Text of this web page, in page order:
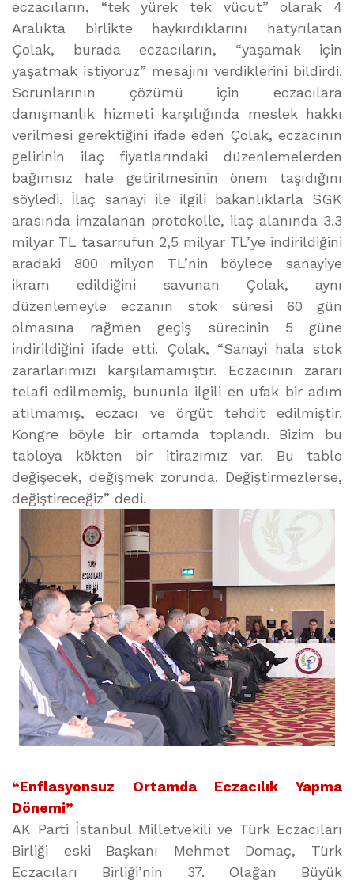
eczacıların, “tek yürek tek vücut” olarak 4
Aralıkta birlikte haykırdıklarını hatyrılatan
Çolak, burada eczacıların, “yaşamak için
yaşatmak istiyoruz” mesajını verdiklerini bildirdi.
Sorunlarının çözümü için eczacılara
danışmanlık hizmeti karşılığında meslek hakkı
verilmesi gerektiğini ifade eden Çolak, eczacının
gelirinin ilaç fiyatlarındaki düzenlemelerden
bağımsız hale getirilmesinin önem taşıdığını
söyledi. İlaç sanayi ile ilgili bakanlıklarla SGK
arasında imzalanan protokolle, ilaç alanında 3.3
milyar TL tasarrufun 2,5 milyar TL’ye indirildiğini
aradaki 800 milyon TL’nin böylece sanayiye
ikram edildiğini savunan Çolak, aynı
düzenlemeyle eczanın stok süresi 60 gün
olmasına rağmen geçiş sürecinin 5 güne
indirildiğini ifade etti. Çolak, “Sanayi hala stok
zararlarımızı karşılamamıştır. Eczacının zararı
telafi edilmemiş, bununla ilgili en ufak bir adım
atılmamış, eczacı ve örgüt tehdit edilmiştir.
Kongre böyle bir ortamda toplandı. Bizim bu
tabloya kökten bir itirazımız var. Bu tablo
değişecek, değişmek zorunda. Değiştirmezlerse,
değiştireceğiz” dedi.
“Enflasyonsuz Ortamda Eczacılık Yapma
Dönemi”
AK Parti İstanbul Milletvekili ve Türk Eczacıları
Birliği eski Başkanı Mehmet Domaç, Türk
Eczacıları Birliği’nin 37. Olağan Büyük